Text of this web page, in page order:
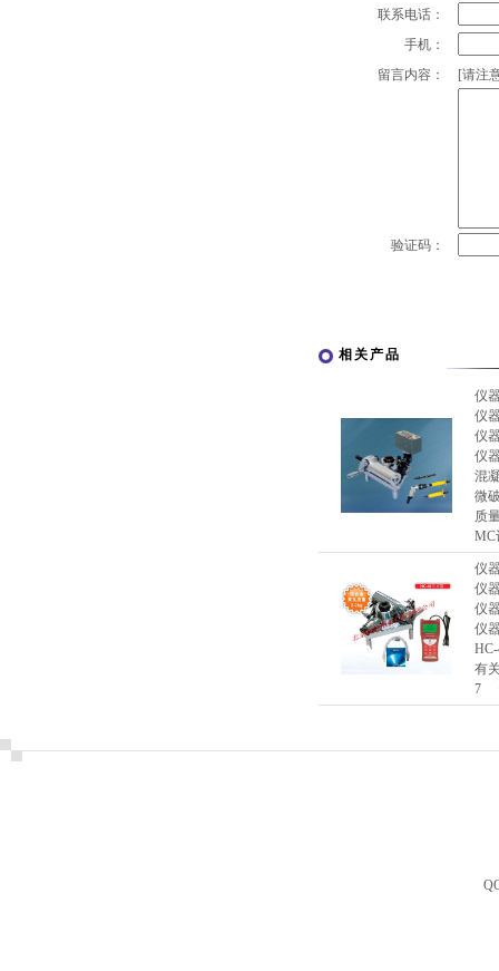
联系电话：
手机：
留言内容：
[请注
验证码：
相关产品
仪
仪
仪
仪
混
微
质
MC
仪
仪
仪
仪
有
7